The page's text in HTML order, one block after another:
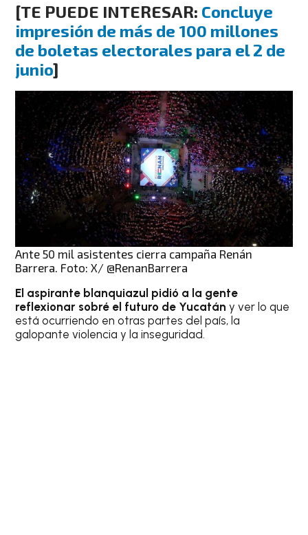
[TE PUEDE INTERESAR: Concluye
impresión de más de 100 millones
de boletas electorales para el 2 de
junio]
Ante 50 mil asistentes cierra campaña Renán
Barrera. Foto: X/ @RenanBarrera
El aspirante blanquiazul pidió a la gente
reflexionar sobré el futuro de Yucatány ver lo que
está ocurriendo en otras partes del país, la
galopante violencia y la inseguridad.